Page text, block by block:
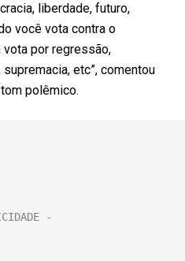
liberdade, futuro,
você vota contra o
por regressão,
etc”, comentou
polêmico.